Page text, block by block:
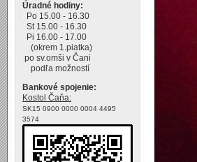
Úradné hodiny:
Po 15.00 - 16.30
St 15.00 - 16.30
Pi 16.00 - 17.00
(okrem 1.piatka)
po sv.omši v Čani
podľa možností
Bankové spojenie:
Kostol Čaňa:
SK15 0900 0000 0004 4495
3574